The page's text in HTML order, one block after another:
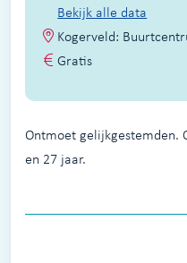
Bekijk alle data
Kogerveld:
Gratis
Ontmoet gelijkgestemden.
en 27 jaar.